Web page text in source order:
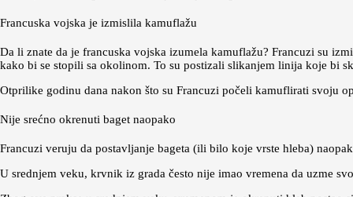
Francuska vojska je izmislila kamuflažu
Da li znate da je francuska vojska izumela kamuflažu? Francuzi su
kako bi se stopili sa okolinom. To su postizali slikanjem linija koje bi
Otprilike godinu dana nakon što su Francuzi počeli kamuflirati svoju
Nije srećno okrenuti baget naopako
Francuzi veruju da postavljanje bageta (ili bilo koje vrste hleba)
U srednjem veku, krvnik iz grada često nije imao vremena da uzme